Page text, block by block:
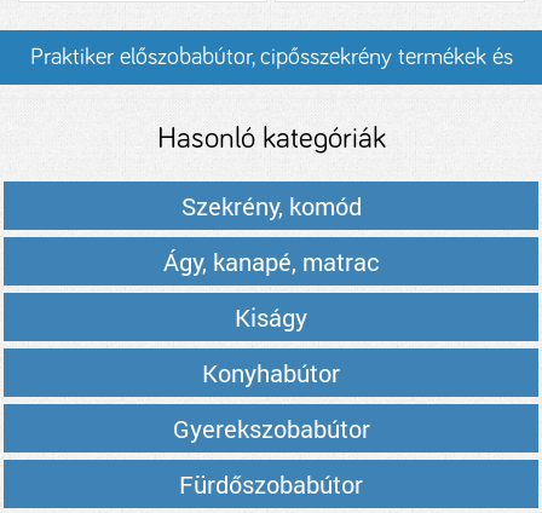
Praktiker előszobabútor, cipősszekrény termékek és
Hasonló kategóriák
Szekrény, komód
Ágy, kanapé, matrac
Kiságy
Konyhabútor
Gyerekszobabútor
Fürdőszobabútor